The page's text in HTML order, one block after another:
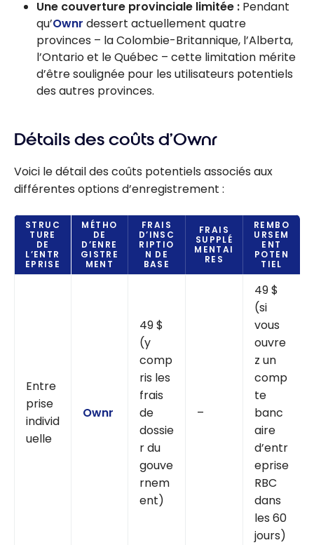
Une couverture provinciale limitée : Pendant
qu’Ownr dessert actuellement quatre
provinces – la Colombie-Britannique, l’Alberta,
l’Ontario et le Québec – cette limitation mérite
d’être soulignée pour les utilisateurs potentiels
des autres provinces.
Détails des coûts d’Ownr
Voici le détail des coûts potentiels associés aux
différentes options d’enregistrement :
STRUC
TURE
DE
L’ENTR
EPRISE
MÉTHO
DE
D’ENRE
GISTRE
MENT
FRAIS
D’INSC
RIPTIO
N DE
BASE
FRAIS
SUPPLÉ
MENTAI
RES
REMBO
URSEM
ENT
POTEN
TIEL
Entre
prise
individ
uelle
Ownr
49 $
(y
comp
ris les
frais
de
dossie
r du
gouve
rnem
ent)
–
49 $
(si
vous
ouvre
z un
comp
te
banc
aire
d’entr
eprise
RBC
dans
les 60
jours)